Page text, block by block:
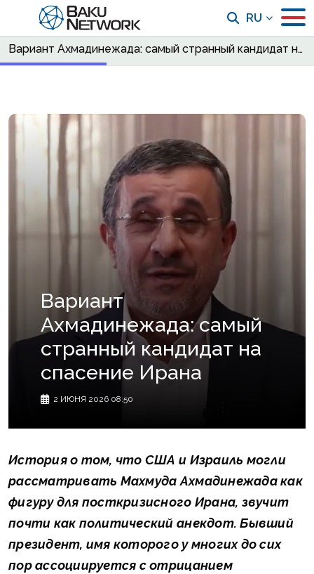
RU
Вариант Ахмадинежада: cамый странный кандидат на спасение Ирана
Вариант
Ахмадинежада: cамый
странный кандидат на
спасение Ирана
2 ИЮНЯ 2026 08:50
История о том, что США и Израиль могли
рассматривать Махмуда Ахмадинежада как
фигуру для посткризисного Ирана, звучит
почти как политический анекдот. Бывший
президент, имя которого у многих до сих
пор ассоциируется с отрицанием